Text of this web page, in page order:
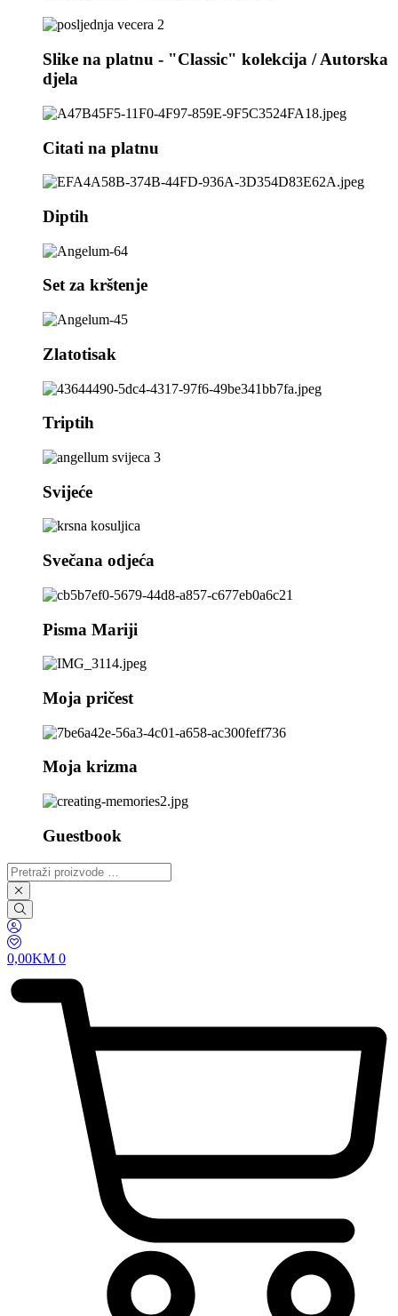
Slike na platnu - "Classic" kolekcija / Autorska
djela
Citati na platnu
Diptih
Set za krštenje
Zlatotisak
Triptih
Svijeće
Svečana odjeća
Pisma Mariji
Moja pričest
Moja krizma
Guestbook
Pretraži
proizvode
…
0,00KM 0